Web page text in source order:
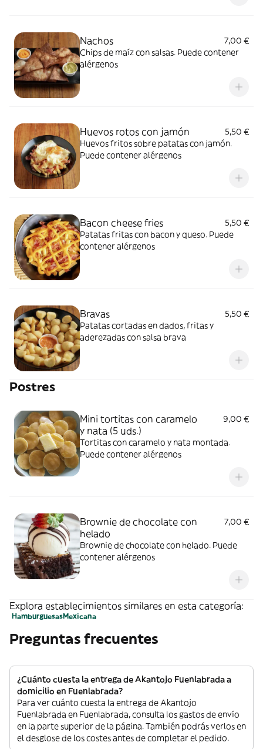
Nachos
7,00 €
Chips de maíz con salsas. Puede contener
alérgenos
Huevos rotos con jamón
5,50 €
Huevos fritos sobre patatas con jamón.
Puede contener alérgenos
Bacon cheese fries
5,50 €
Patatas fritas con bacon y queso. Puede
contener alérgenos
Bravas
5,50 €
Patatas cortadas en dados, fritas y
aderezadas con salsa brava
Postres
Mini tortitas con caramelo
y nata (5 uds.)
9,00 €
Tortitas con caramelo y nata montada.
Puede contener alérgenos
Brownie de chocolate con
helado
7,00 €
Brownie de chocolate con helado. Puede
contener alérgenos
Explora establecimientos similares en esta categoría:
HamburguesasMexicana
Preguntas frecuentes
¿Cuánto cuesta la entrega de Akantojo Fuenlabrada a
domicilio en Fuenlabrada?
Para ver cuánto cuesta la entrega de Akantojo
Fuenlabrada en Fuenlabrada, consulta los gastos de envío
en la parte superior de la página. También podrás verlos en
el desglose de los costes antes de completar el pedido.